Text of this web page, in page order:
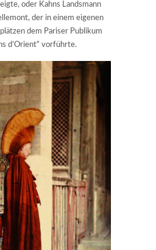
oder Kahns Landsmann
der in einem eigenen
dem Pariser Publikum
d’Orient“ vorführte.